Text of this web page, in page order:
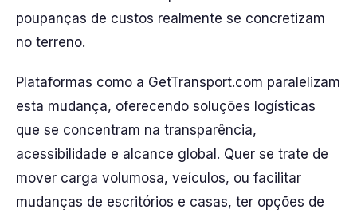
poupanças de custos realmente se concretizam
no terreno.
Plataformas como a GetTransport.com paralelizam
esta mudança, oferecendo soluções logísticas
que se concentram na transparência,
acessibilidade e alcance global. Quer se trate de
mover carga volumosa, veículos, ou facilitar
mudanças de escritórios e casas, ter opções de